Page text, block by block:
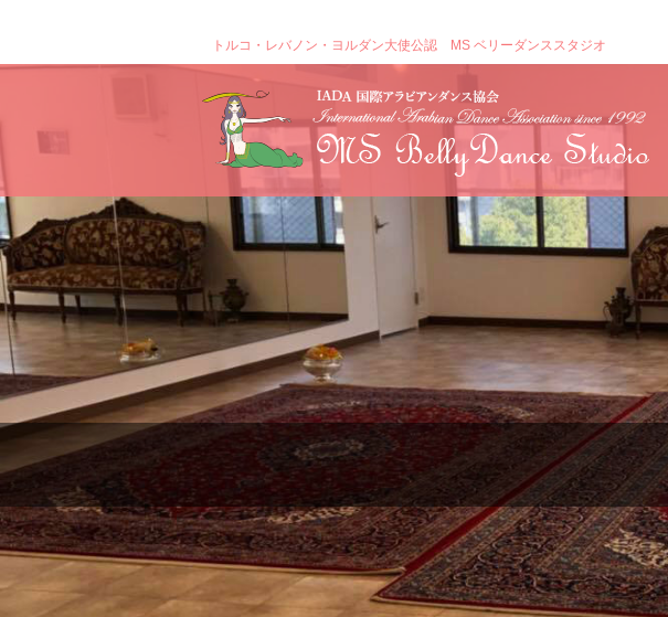
トルコ・レバノン・ヨルダン大使公認 MS ベリーダンススタジオ